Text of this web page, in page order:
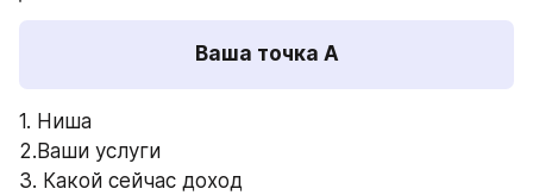
Ваша точка А
1. Ниша
2.Ваши услуги
3. Какой сейчас доход